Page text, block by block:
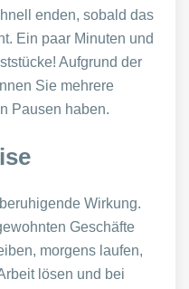
enden, sobald das
Ein paar Minuten und
Aufgrund der
Sie mehrere
Pausen haben.
Wirkung.
Geschäfte
morgens laufen,
lösen und bei